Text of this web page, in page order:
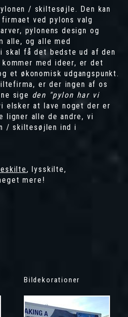
/ skiltesøjle. Den kan
ved pylons valg
pylonens design og
alle, og alle med
skal få det bedste ud af den
med ideer, er det
et økonomisk udgangspunkt.
er der ingen af os
sige den "pylon har vi
elsker at lave noget der er
ligner alle de andre, vi
/ skiltesøjlen ind i
,lysskilte,
mere!
Bildekorationer